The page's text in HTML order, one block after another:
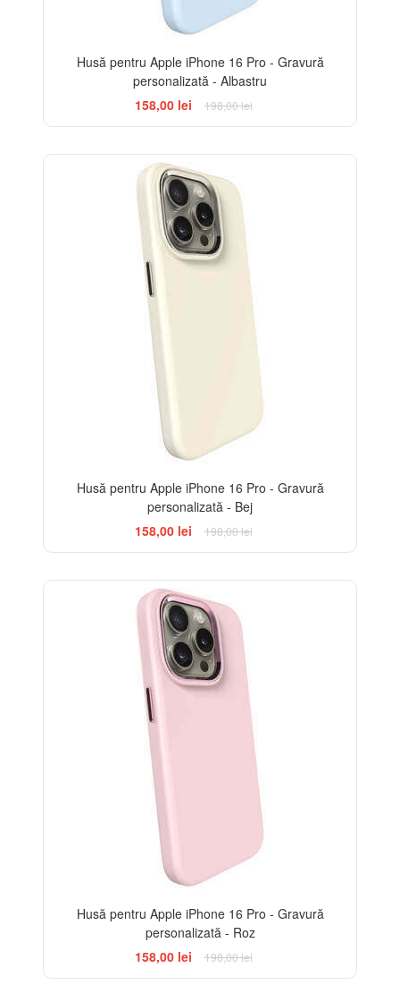
Husă pentru Apple iPhone 16 Pro - Gravură
personalizată - Albastru
158,00 lei
198,00 lei
Husă pentru Apple iPhone 16 Pro - Gravură
personalizată - Bej
158,00 lei
198,00 lei
Husă pentru Apple iPhone 16 Pro - Gravură
personalizată - Roz
158,00 lei
198,00 lei